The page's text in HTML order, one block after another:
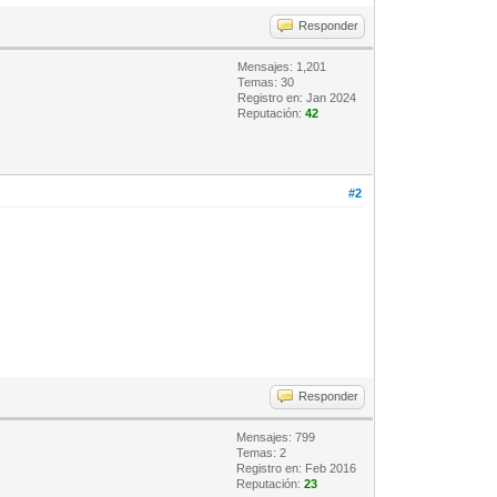
Responder
Mensajes: 1,201
Temas: 30
Registro en: Jan 2024
Reputación:42
#2
Responder
Mensajes: 799
Temas: 2
Registro en: Feb 2016
Reputación:23